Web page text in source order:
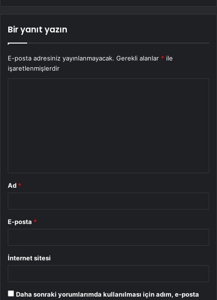
Bir yanıt yazın
E-posta adresiniz yayınlanmayacak. Gerekli alanlar * ile
işaretlenmişlerdir
Ad *
E-posta *
İnternet sitesi
Daha sonraki yorumlarımda kullanılması için adım, e-posta